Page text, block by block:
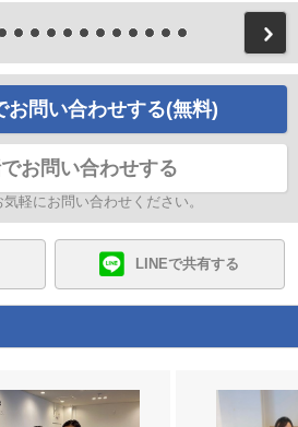
お問い合わせする(無料)
お問い合わせする
軽にお問い合わせください。
LINEで共有する